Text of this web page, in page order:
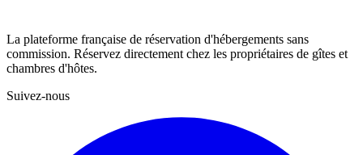
La plateforme française de réservation d'hébergements sans
commission. Réservez directement chez les propriétaires de gîtes et
chambres d'hôtes.
Suivez-nous